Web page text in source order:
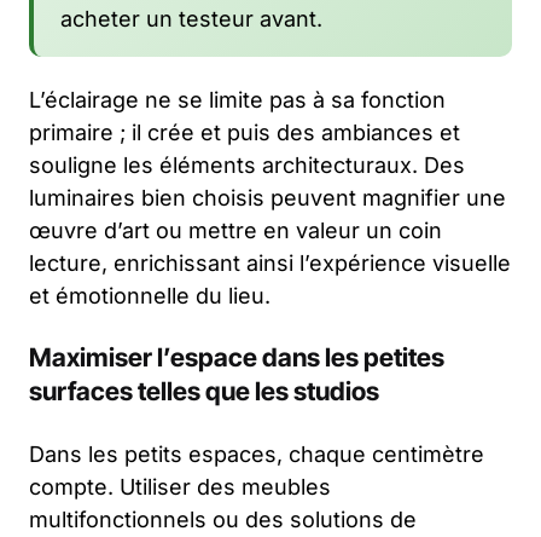
acheter un testeur avant.
L’éclairage ne se limite pas à sa fonction
primaire ; il crée et puis des ambiances et
souligne les éléments architecturaux. Des
luminaires bien choisis peuvent magnifier une
œuvre d’art ou mettre en valeur un coin
lecture, enrichissant ainsi l’expérience visuelle
et émotionnelle du lieu.
Maximiser l’espacedans les petites
surfaces telles que lesstudios
Dans les petits espaces, chaque centimètre
compte. Utiliser des meubles
multifonctionnels ou des solutions de